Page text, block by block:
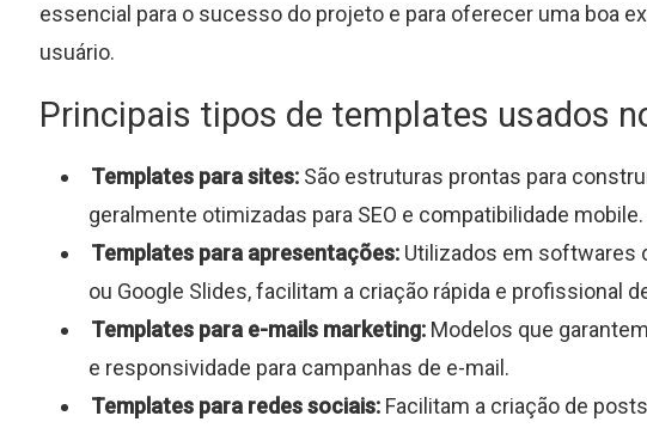
essencial para o sucesso do projeto e para oferecer uma boa
usuário.
Principais tipos de templates usados
Templates para sites: São estruturas prontas para
geralmente otimizadas para SEO e compatibilidade mobile.
Templates para apresentações: Utilizados em softwares
ou Google Slides, facilitam a criação rápida e profissional
Templates para e-mails marketing: Modelos que
e responsividade para campanhas de e-mail.
Templates para redes sociais: Facilitam a criação de